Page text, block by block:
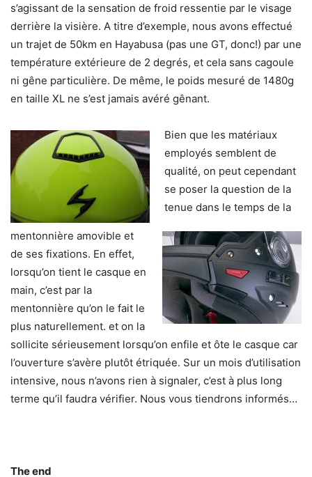
s’agissant de la sensation de froid ressentie par le visage
derrière la visière. A titre d’exemple, nous avons effectué
un trajet de 50km en Hayabusa (pas une GT, donc!) par une
température extérieure de 2 degrés, et cela sans cagoule
ni gêne particulière. De même, le poids mesuré de 1480g
en taille XL ne s’est jamais avéré gênant.
Bien que les matériaux
employés semblent de
qualité, on peut cependant
se poser la question de la
tenue dans le temps de la
mentonnière amovible et
de ses fixations. En effet,
lorsqu’on tient le casque en
main, c’est par la
mentonnière qu’on le fait le
plus naturellement. et on la
sollicite sérieusement lorsqu’on enfile et ôte le casque car
l’ouverture s’avère plutôt étriquée. Sur un mois d’utilisation
intensive, nous n’avons rien à signaler, c’est à plus long
terme qu’il faudra vérifier. Nous vous tiendrons informés…
The end